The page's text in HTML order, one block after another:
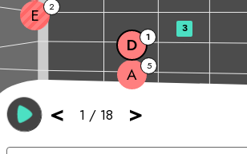
< 1 / 18 >
A 5
D 1
E 2
3